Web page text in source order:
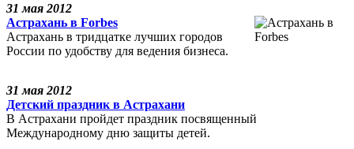
31 мая 2012
Астрахань в Forbes
Астрахань в тридцатке лучших городов
России по удобству для ведения бизнеса.
31 мая 2012
Детский праздник в Астрахани
В Астрахани пройдет праздник посвященный
Международному дню защиты детей.